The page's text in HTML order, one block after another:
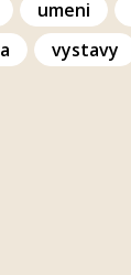
umeni
vystavy